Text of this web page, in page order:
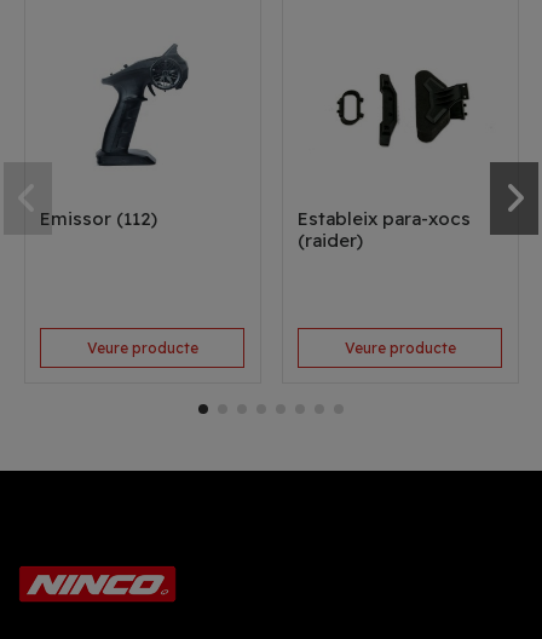
Emissor (112)
Veure producte
Estableix para-xocs
(raider)
Veure producte